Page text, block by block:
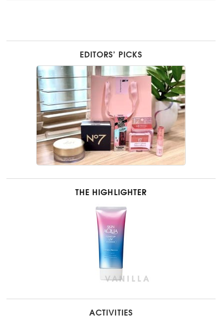
EDITORS’ PICKS
THE HIGHLIGHTER
ACTIVITIES